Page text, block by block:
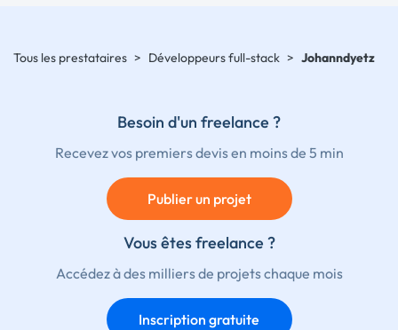
Tous les prestataires > Développeurs full-stack > Johanndyetz
Besoin d'un freelance ?
Recevez vos premiers devis en moins de 5 min
Publier un projet
Vous êtes freelance ?
Accédez à des milliers de projets chaque mois
Inscription gratuite